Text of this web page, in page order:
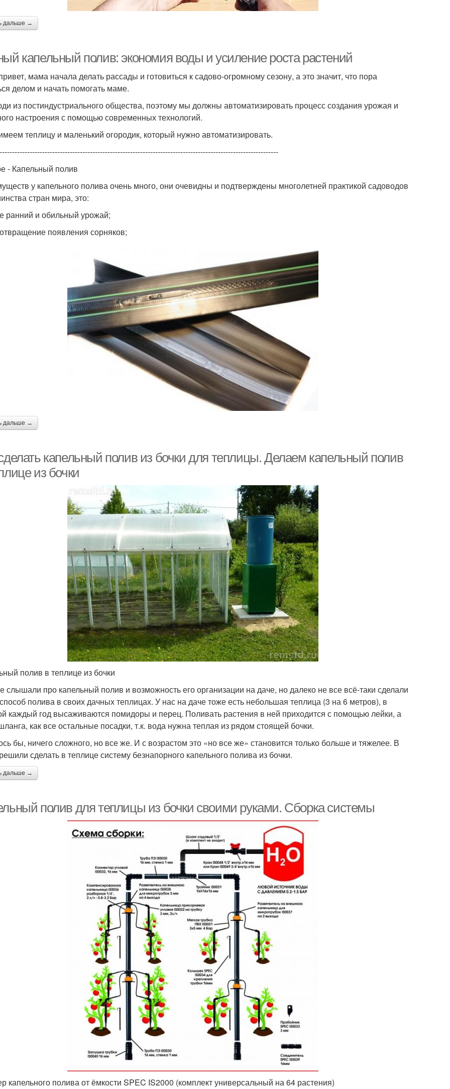
дальше →
капельный полив: экономия воды и усиление роста растений
мама начала делать рассады и готовиться к садово-огромному сезону, а это значит, что пора
делом и начать помогать маме.
из постиндустриального общества, поэтому мы должны автоматизировать процесс создания урожая и
настроения с помощью современных технологий.
теплицу и маленький огородик, который нужно автоматизировать.
- Капельный полив
у капельного полива очень много, они очевидны и подтверждены многолетней практикой садоводов
стран мира, это:
ранний и обильный урожай;
появления сорняков;
дальше →
капельный полив из бочки для теплицы. Делаем капельный полив
из бочки
полив в теплице из бочки
слышали про капельный полив и возможность его организации на даче, но далеко не все всё-таки сделали
полива в своих дачных теплицах. У нас на даче тоже есть небольшая теплица (3 на 6 метров), в
каждый год высаживаются помидоры и перец. Поливать растения в ней приходится с помощью лейки, а
как все остальные посадки, т.к. вода нужна теплая из рядом стоящей бочки.
бы, ничего сложного, но все же. И с возрастом это «но все же» становится только больше и тяжелее. В
сделать в теплице систему безнапорного капельного полива из бочки.
дальше →
полив для теплицы из бочки своими руками. Сборка системы
капельного полива от ёмкости SPEC IS2000 (комплект универсальный на 64 растения)